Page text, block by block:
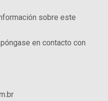
sobre este
en contacto con